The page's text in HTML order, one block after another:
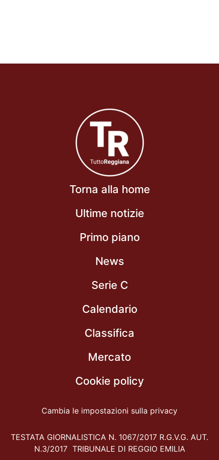
Torna alla home
Ultime notizie
Primo piano
News
Serie C
Calendario
Classifica
Mercato
Cookie policy
Cambia le impostazioni sulla privacy
TESTATA GIORNALISTICA N. 1067/2017 R.G.V.G. AUT.
N.3/2017 TRIBUNALE DI REGGIO EMILIA